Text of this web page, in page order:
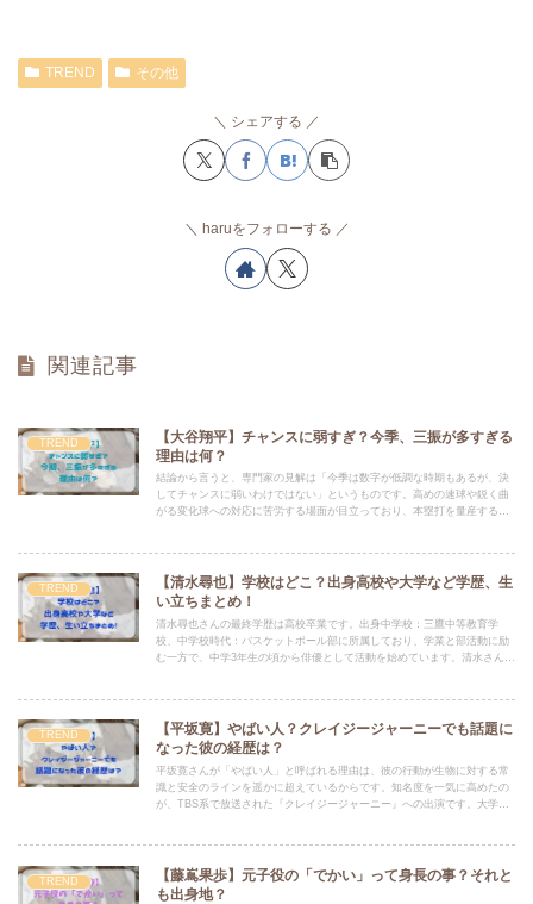
TREND その他
シェアする
haruをフォローする
関連記事
TREND
【大谷翔平】チャンスに弱すぎ？今季、三振が多すぎる
理由は何？
結論から言うと、専門家の見解は「今季は数字が低調な時期もあるが、決
してチャンスに弱いわけではない」というものです。高めの速球や鋭く曲
がる変化球への対応に苦労する場面が目立っており、本塁打を量産する新
TREND
【清水尋也】学校はどこ？出身高校や大学など学歴、生
い立ちまとめ！
清水尋也さんの最終学歴は高校卒業です。出身中学校：三鷹中等教育学
校、中学校時代：バスケットボール部に所属しており、学業と部活動に励
む一方で、中学3年生の頃から俳優として活動を始めています。清水さん自
TREND
【平坂寛】やばい人？クレイジージャーニーでも話題に
なった彼の経歴は？
平坂寛さんが「やばい人」と呼ばれる理由は、彼の行動が生物に対する常
識と安全のラインを遥かに超えているからです。知名度を一気に高めたの
が、TBS系で放送された『クレイジージャーニー』への出演です。大学院
TREND
【藤嶌果歩】元子役の「でかい」って身長の事？それと
も出身地？